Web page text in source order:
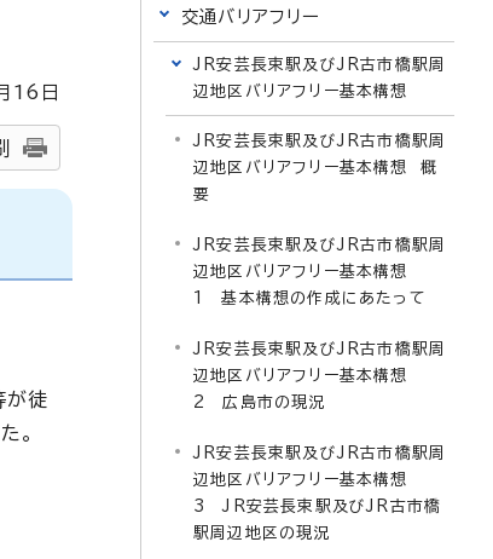
16 日
が徒
。
交通バリアフリー
JR安芸長束駅及びJR古市橋駅周
辺地区バリアフリー基本構想
JR安芸長束駅及びJR古市橋駅周
辺地区バリアフリー基本構想 概
要
JR安芸長束駅及びJR古市橋駅周
辺地区バリアフリー基本構想
1 基本構想の作成にあたって
JR安芸長束駅及びJR古市橋駅周
辺地区バリアフリー基本構想
2 広島市の現況
JR安芸長束駅及びJR古市橋駅周
辺地区バリアフリー基本構想
3 JR安芸長束駅及びJR古市橋
駅周辺地区の現況